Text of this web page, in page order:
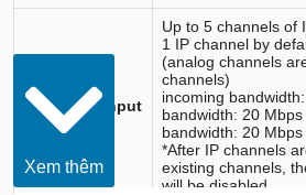
IP Camera Input
Up to 5 channels of
1 IP channel by
(analog channels
channels)
incoming
bandwidth: 20
bandwidth: 20 Mbps
*After IP channels
existing channels,
will be disabled.
Xem thêm